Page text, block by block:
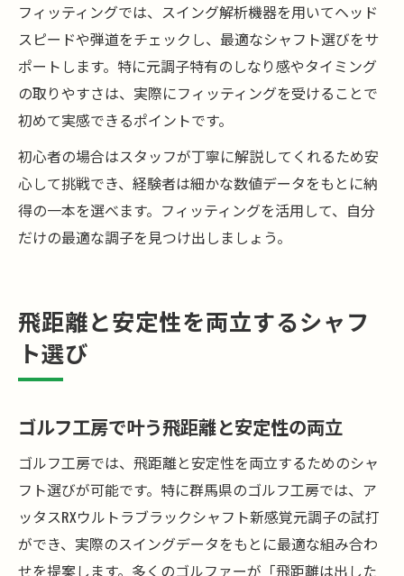
フィッティングでは、スイング解析機器を用いてヘッド
スピードや弾道をチェックし、最適なシャフト選びをサ
ポートします。特に元調子特有のしなり感やタイミング
の取りやすさは、実際にフィッティングを受けることで
初めて実感できるポイントです。
初心者の場合はスタッフが丁寧に解説してくれるため安
心して挑戦でき、経験者は細かな数値データをもとに納
得の一本を選べます。フィッティングを活用して、自分
だけの最適な調子を見つけ出しましょう。
飛距離と安定性を両立するシャフ
ト選び
ゴルフ工房で叶う飛距離と安定性の両立
ゴルフ工房では、飛距離と安定性を両立するためのシャ
フト選びが可能です。特に群馬県のゴルフ工房では、ア
ッタスRXウルトラブラックシャフト新感覚元調子の試打
ができ、実際のスイングデータをもとに最適な組み合わ
せを提案します。多くのゴルファーが「飛距離は出した